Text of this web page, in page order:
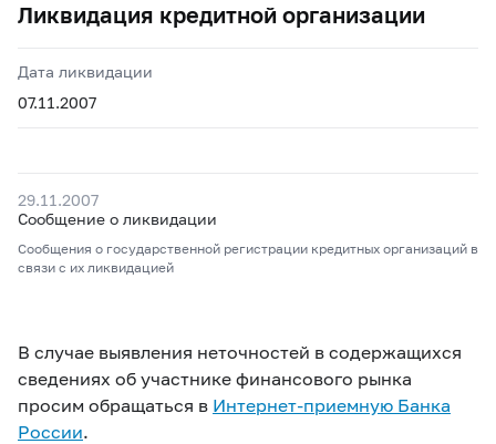
Ликвидация кредитной организации
Дата ликвидации
07.11.2007
29.11.2007
Сообщение о ликвидации
Сообщения о государственной регистрации кредитных организаций в
связи с их ликвидацией
В случае выявления неточностей в содержащихся
сведениях об участнике финансового рынка
просим обращаться в Интернет-приемную Банка
России.